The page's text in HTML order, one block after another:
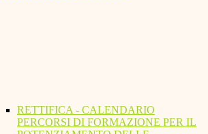
RETTIFICA - CALENDARIO
PERCORSI DI FORMAZIONE PER IL